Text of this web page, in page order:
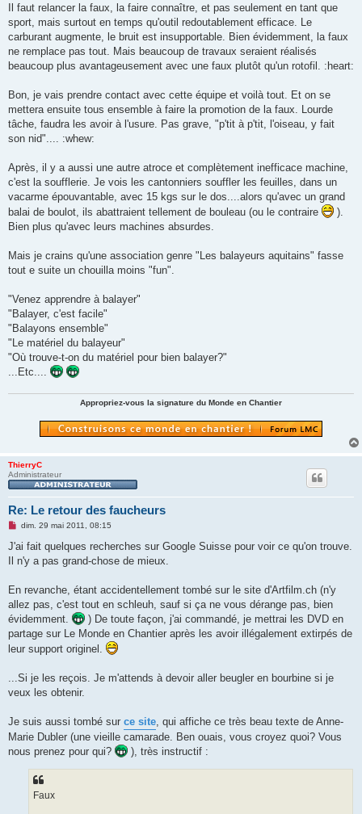
Il faut relancer la faux, la faire connaître, et pas seulement en tant que
sport, mais surtout en temps qu'outil redoutablement efficace. Le
carburant augmente, le bruit est insupportable. Bien évidemment, la faux
ne remplace pas tout. Mais beaucoup de travaux seraient réalisés
beaucoup plus avantageusement avec une faux plutôt qu'un rotofil. :heart:
Bon, je vais prendre contact avec cette équipe et voilà tout. Et on se
mettera ensuite tous ensemble à faire la promotion de la faux. Lourde
tâche, faudra les avoir à l'usure. Pas grave, "p'tit à p'tit, l'oiseau, y fait
son nid".... :whew:
Après, il y a aussi une autre atroce et complètement inefficace machine,
c'est la soufflerie. Je vois les cantonniers souffler les feuilles, dans un
vacarme épouvantable, avec 15 kgs sur le dos....alors qu'avec un grand
balai de boulot, ils abattraient tellement de bouleau (ou le contraire
).
Bien plus qu'avec leurs machines absurdes.
Mais je crains qu'une association genre "Les balayeurs aquitains" fasse
tout e suite un chouilla moins "fun".
"Venez apprendre à balayer"
"Balayer, c'est facile"
"Balayons ensemble"
"Le matériel du balayeur"
"Où trouve-t-on du matériel pour bien balayer?"
...Etc....
Appropriez-vous la signature du Monde en Chantier
ThierryC
Administrateur
Re: Le retour des faucheurs
M
s
a
n
o
l
u
dim. 29 mai 2011, 08:15
J'ai fait quelques recherches sur Google Suisse pour voir ce qu'on trouve.
Il n'y a pas grand-chose de mieux.
En revanche, étant accidentellement tombé sur le site d'Artfilm.ch (n'y
allez pas, c'est tout en schleuh, sauf si ça ne vous dérange pas, bien
évidemment.
) De toute façon, j'ai commandé, je mettrai les DVD en
partage sur Le Monde en Chantier après les avoir illégalement extirpés de
leur support originel.
...Si je les reçois. Je m'attends à devoir aller beugler en bourbine si je
veux les obtenir.
Je suis aussi tombé sur ce site, qui affiche ce très beau texte de Anne-
Marie Dubler (une vieille camarade. Ben ouais, vous croyez quoi? Vous
nous prenez pour qui?
), très instructif :
Faux